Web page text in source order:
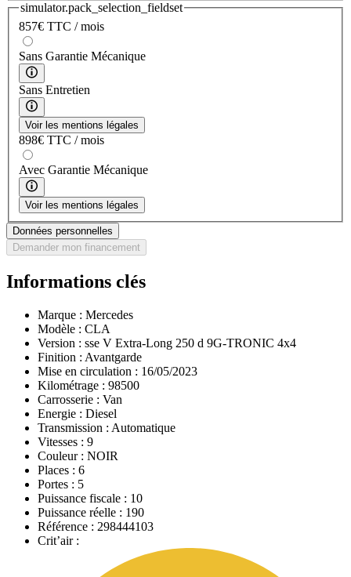
simulator.pack_selection_fieldset
857€ TTC / mois
Sans Garantie Mécanique
Sans Entretien
Voir les mentions légales
898€ TTC / mois
Avec Garantie Mécanique
Voir les mentions légales
Données personnelles
Demander mon financement
Informations clés
Marque : Mercedes
Modèle : CLA
Version : sse V Extra-Long 250 d 9G-TRONIC 4x4
Finition : Avantgarde
Mise en circulation : 16/05/2023
Kilométrage : 98500
Carrosserie : Van
Energie : Diesel
Transmission : Automatique
Vitesses : 9
Couleur : NOIR
Places : 6
Portes : 5
Puissance fiscale : 10
Puissance réelle : 190
Référence : 298444103
Crit’air :